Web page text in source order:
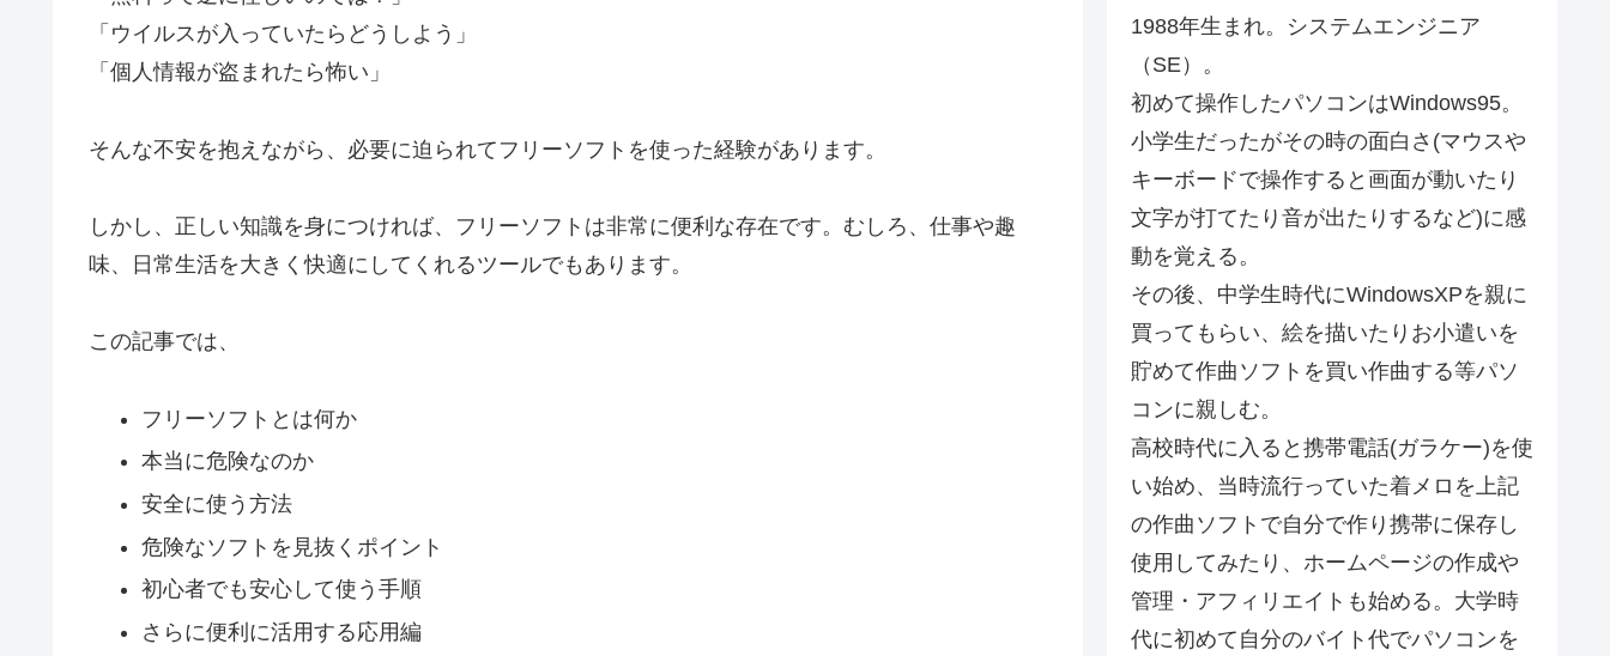
「ウイルスが入っていたらどうしよう」
「個人情報が盗まれたら怖い」
そんな不安を抱えながら、必要に迫られてフリーソフトを使った経験があります。
しかし、正しい知識を身につければ、フリーソフトは非常に便利な存在です。むしろ、仕事や趣
味、日常生活を大きく快適にしてくれるツールでもあります。
この記事では、
フリーソフトとは何か
本当に危険なのか
安全に使う方法
危険なソフトを見抜くポイント
初心者でも安心して使う手順
さらに便利に活用する応用編
1988年生まれ。システムエンジニア
（SE）。
初めて操作したパソコンはWindows95。
小学生だったがその時の面白さ(マウスや
キーボードで操作すると画面が動いたり
文字が打てたり音が出たりするなど)に感
動を覚える。
その後、中学生時代にWindowsXPを親に
買ってもらい、絵を描いたりお小遣いを
貯めて作曲ソフトを買い作曲する等パソ
コンに親しむ。
高校時代に入ると携帯電話(ガラケー)を使
い始め、当時流行っていた着メロを上記
の作曲ソフトで自分で作り携帯に保存し
使用してみたり、ホームページの作成や
管理・アフィリエイトも始める。大学時
代に初めて自分のバイト代でパソコンを